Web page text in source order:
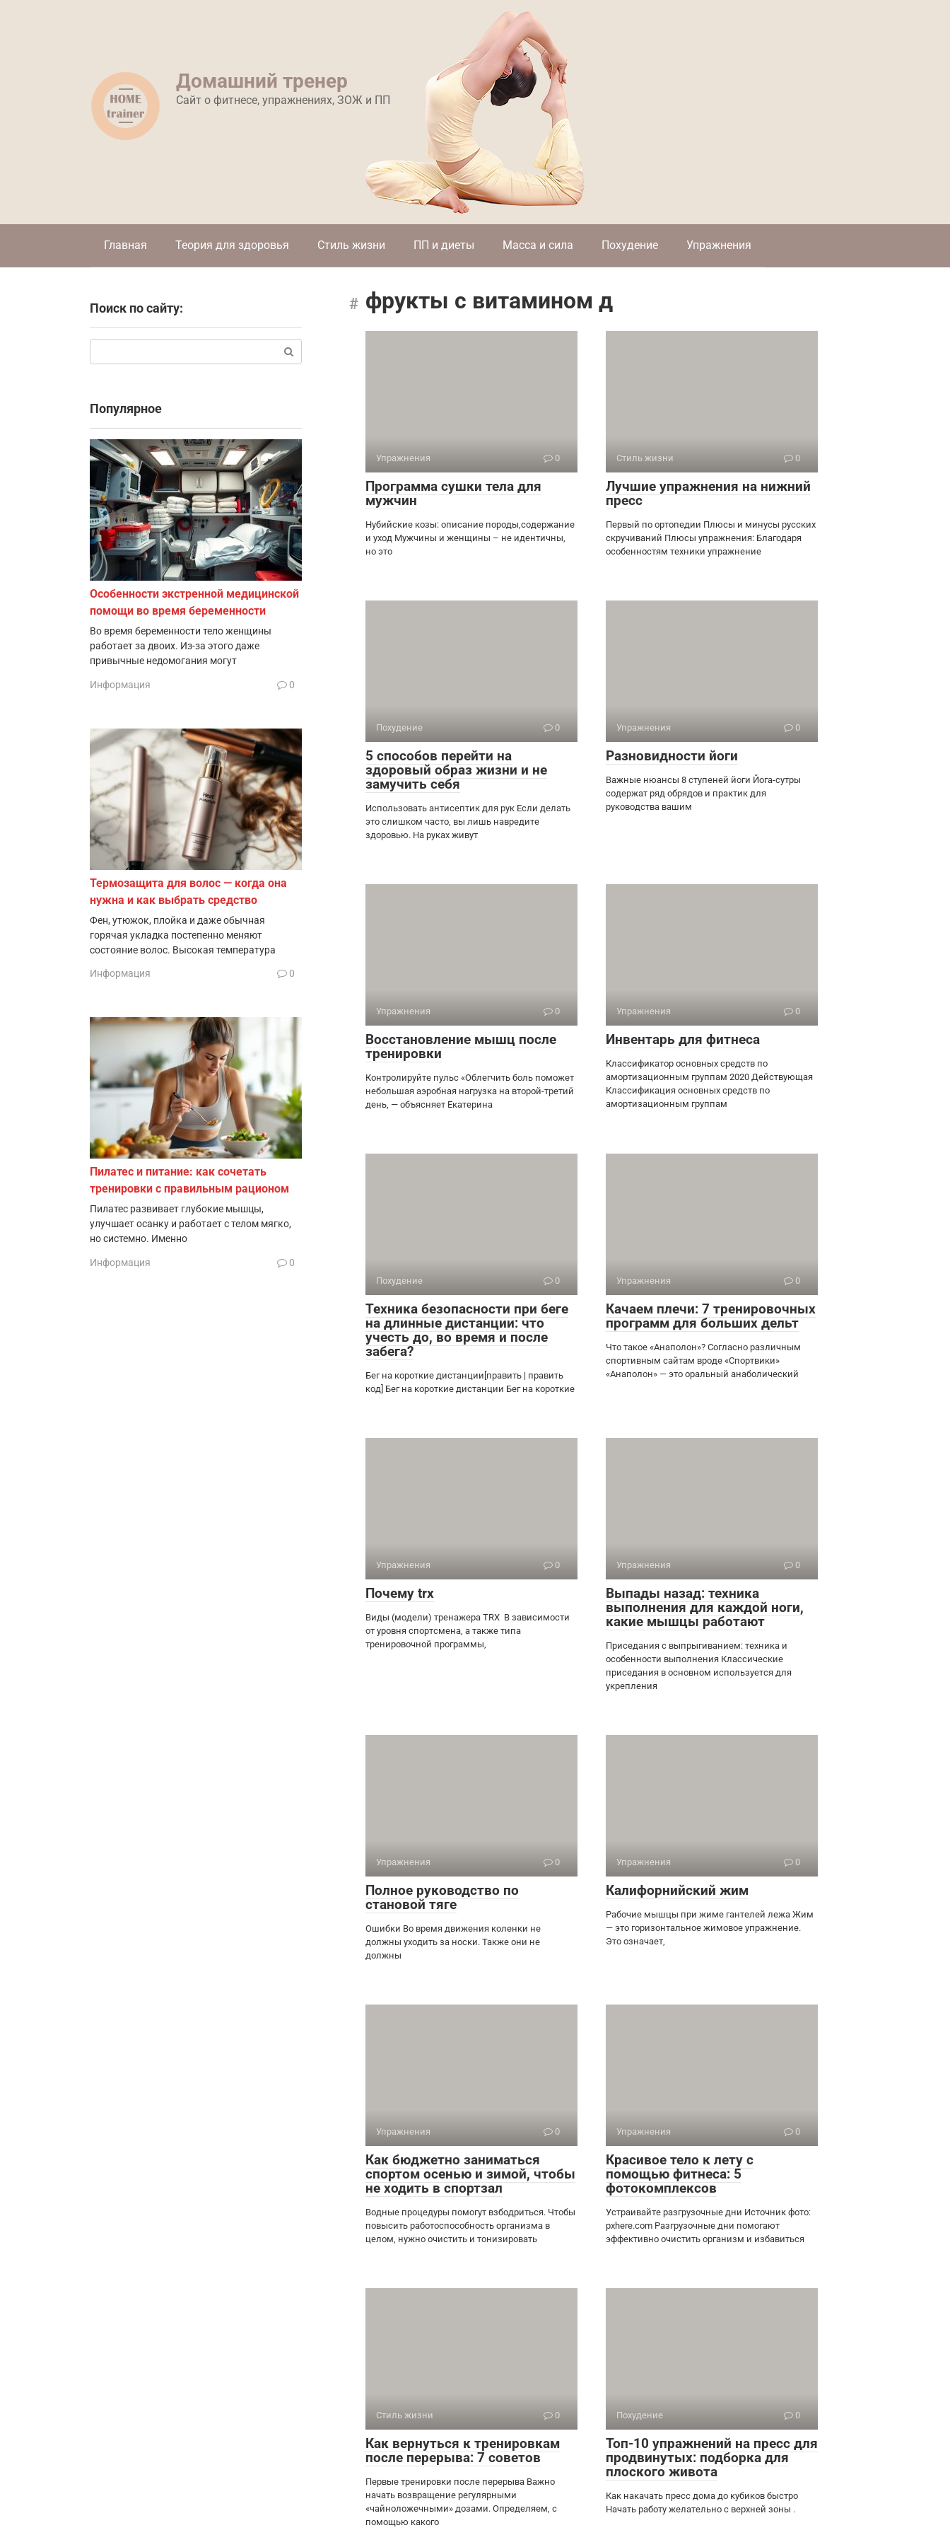
Домашний тренер
Сайт о фитнесе, упражнениях, ЗОЖ и ПП
Главная Теория для здоровья Стиль жизни ПП и диеты Масса и сила Похудение Упражнения
фрукты с витамином д
Упражнения 0
Программа сушки тела для
мужчин
Нубийские козы: описание породы,содержание
и уход Мужчины и женщины – не идентичны,
но это
Стиль жизни 0
Лучшие упражнения на нижний
пресс
Первый по ортопедии Плюсы и минусы русских
скручиваний Плюсы упражнения: Благодаря
особенностям техники упражнение
Похудение 0
5 способов перейти на
здоровый образ жизни и не
замучить себя
Использовать антисептик для рук Если делать
это слишком часто, вы лишь навредите
здоровью. На руках живут
Упражнения 0
Разновидности йоги
Важные нюансы 8 ступеней йоги Йога-сутры
содержат ряд обрядов и практик для
руководства вашим
Упражнения 0
Восстановление мышц после
тренировки
Контролируйте пульс «Облегчить боль поможет
небольшая аэробная нагрузка на второй-третий
день, — объясняет Екатерина
Упражнения 0
Инвентарь для фитнеса
Классификатор основных средств по
амортизационным группам 2020 Действующая
Классификация основных средств по
амортизационным группам
Похудение 0
Техника безопасности при беге
на длинные дистанции: что
учесть до, во время и после
забега?
Бег на короткие дистанции[править | править
код] Бег на короткие дистанции Бег на короткие
Упражнения 0
Качаем плечи: 7 тренировочных
программ для больших дельт
Что такое «Анаполон»? Согласно различным
спортивным сайтам вроде «Спортвики»
«Анаполон» — это оральный анаболический
Упражнения 0
Почему trx
Виды (модели) тренажера TRX В зависимости
от уровня спортсмена, а также типа
тренировочной программы,
Упражнения 0
Выпады назад: техника
выполнения для каждой ноги,
какие мышцы работают
Приседания с выпрыгиванием: техника и
особенности выполнения Классические
приседания в основном используется для
укрепления
Упражнения 0
Полное руководство по
становой тяге
Ошибки Во время движения коленки не
должны уходить за носки. Также они не
должны
Упражнения 0
Калифорнийский жим
Рабочие мышцы при жиме гантелей лежа Жим
— это горизонтальное жимовое упражнение.
Это означает,
Упражнения 0
Как бюджетно заниматься
спортом осенью и зимой, чтобы
не ходить в спортзал
Водные процедуры помогут взбодриться. Чтобы
повысить работоспособность организма в
целом, нужно очистить и тонизировать
Упражнения 0
Красивое тело к лету с
помощью фитнеса: 5
фотокомплексов
Устраивайте разгрузочные дни Источник фото:
pxhere.com Разгрузочные дни помогают
эффективно очистить организм и избавиться
Стиль жизни 0
Как вернуться к тренировкам
после перерыва: 7 советов
Первые тренировки после перерыва Важно
начать возвращение регулярными
«чайноложечными» дозами. Определяем, с
помощью какого
Похудение 0
Топ-10 упражнений на пресс для
продвинутых: подборка для
плоского живота
Как накачать пресс дома до кубиков быстро
Начать работу желательно с верхней зоны .
Поиск по сайту:
Популярное
Особенности экстренной медицинской
помощи во время беременности
Во время беременности тело женщины
работает за двоих. Из-за этого даже
привычные недомогания могут
Информация 0
Термозащита для волос — когда она
нужна и как выбрать средство
Фен, утюжок, плойка и даже обычная
горячая укладка постепенно меняют
состояние волос. Высокая температура
Информация 0
Пилатес и питание: как сочетать
тренировки с правильным рационом
Пилатес развивает глубокие мышцы,
улучшает осанку и работает с телом мягко,
но системно. Именно
Информация 0